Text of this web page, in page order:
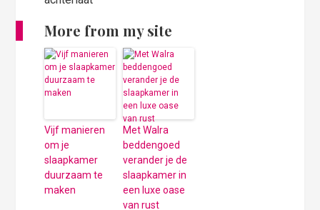
More from my site
Vijf manieren
om je
slaapkamer
duurzaam te
maken
Met Walra
beddengoed
verander je de
slaapkamer in
een luxe oase
van rust